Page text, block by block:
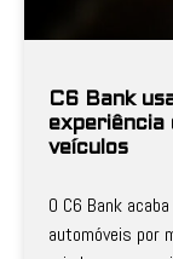
C6 Bank
experiência
veículos
O C6 Bank
automóveis por